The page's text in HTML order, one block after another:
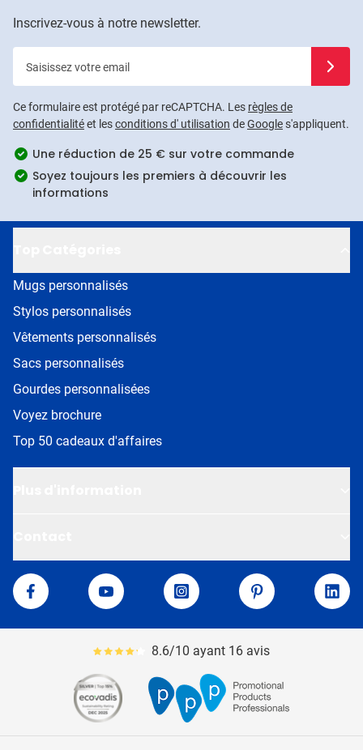
Inscrivez-vous à notre newsletter.
Ce formulaire est protégé par reCAPTCHA. Les règles de
confidentialitéet lesconditions d' utilisation deGoogles'appliquent.
Une réduction de 25 € sur votre commande
Soyez toujours les premiers à découvrir les
informations
Mugs personnalisés
Stylos personnalisés
Vêtements personnalisés
Sacs personnalisés
Gourdes personnalisées
Voyez brochure
Top 50 cadeaux d'affaires
Van Helden
Facebook
YouTube Instagram Pinterest
Le pourcentage moyen d'avis est de 86
8.6/10 ayant 16 avis